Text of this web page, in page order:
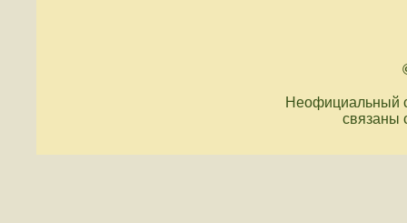
Неофициальный
связаны